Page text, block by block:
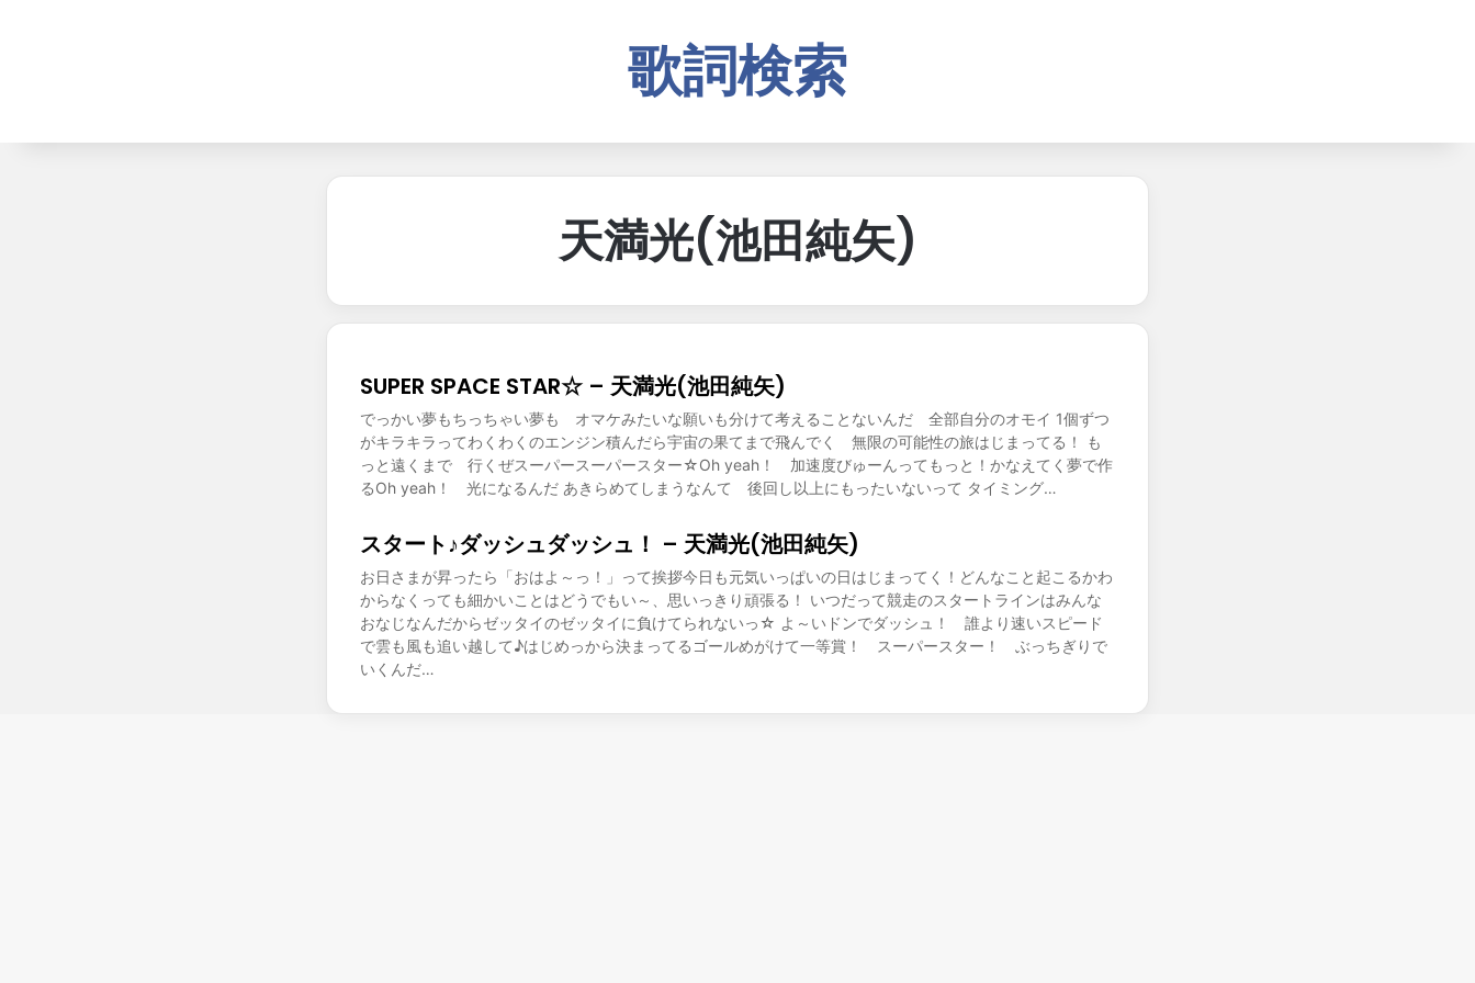
歌詞検索
天満光(池田純矢)
SUPER SPACE STAR☆ – 天満光(池田純矢)
でっかい夢もちっちゃい夢も オマケみたいな願いも分けて考えることないんだ 全部自分のオモイ 1個ずつ
がキラキラってわくわくのエンジン積んだら宇宙の果てまで飛んでく 無限の可能性の旅はじまってる！ も
っと遠くまで 行くぜスーパースーパースター☆Oh yeah！ 加速度びゅーんってもっと！かなえてく夢で作
るOh yeah！ 光になるんだ あきらめてしまうなんて 後回し以上にもったいないって タイミング…
スタート♪ダッシュダッシュ！ – 天満光(池田純矢)
お日さまが昇ったら「おはよ～っ！」って挨拶今日も元気いっぱいの日はじまってく！どんなこと起こるかわ
からなくっても細かいことはどうでもい～、思いっきり頑張る！ いつだって競走のスタートラインはみんな
おなじなんだからゼッタイのゼッタイに負けてられないっ☆ よ～いドンでダッシュ！ 誰より速いスピード
で雲も風も追い越して♪はじめっから決まってるゴールめがけて一等賞！ スーパースター！ ぶっちぎりで
いくんだ…